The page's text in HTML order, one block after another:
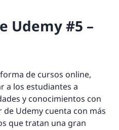
Udemy #5 –
de cursos online,
a los estudiantes a
y conocimientos con
Udemy cuenta con más
que tratan una gran